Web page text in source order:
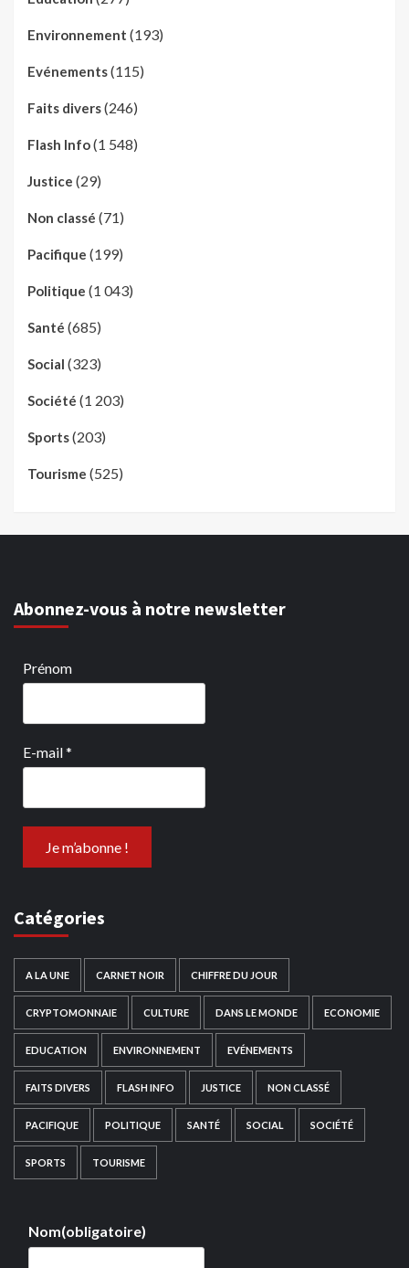
Environnement (193)
Evénements(115)
Faits divers(246)
Flash Info(1 548)
Justice (29)
Non classé (71)
Pacifique (199)
Politique (1 043)
Santé (685)
Social (323)
Société (1 203)
Sports(203)
Tourisme (525)
Abonnez-vous à notre newsletter
Prénom
E-mail*
Catégories
A LA UNE CARNET NOIR CHIFFRE DU JOUR
CRYPTOMONNAIE CULTURE DANS LE MONDE ECONOMIE
EDUCATION ENVIRONNEMENT EVÉNEMENTS
FAITS DIVERS FLASH INFO JUSTICE NON CLASSÉ
PACIFIQUE POLITIQUE SANTÉ SOCIAL SOCIÉTÉ
SPORTS TOURISME
Nom(obligatoire)